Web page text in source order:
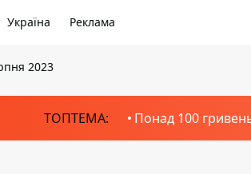
Україна Реклама
2023
ТОПТЕМА: Понад 100